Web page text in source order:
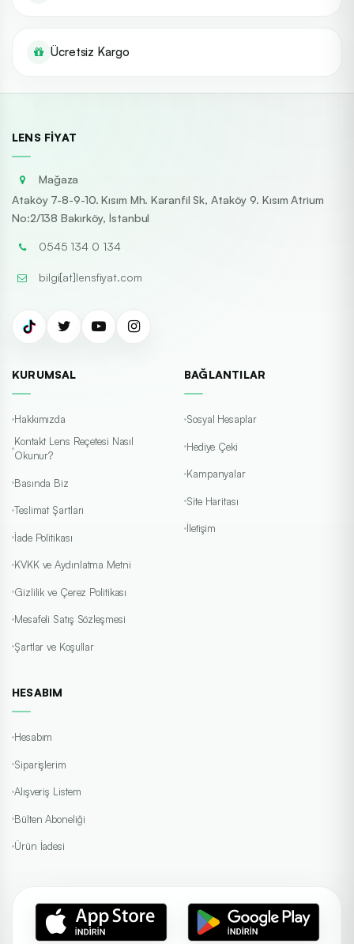
Ücretsiz Kargo
LENS FIYAT
Mağaza
Ataköy 7-8-9-10. Kısım Mh. Karanfil Sk, Ataköy 9. Kısım Atrium
No:2/138 Bakırköy, İstanbul
0545 134 0 134
bilgi[at]lensfiyat.com
KURUMSAL
Hakkımızda
Kontakt Lens Reçetesi Nasıl
Okunur?
Basında Biz
Teslimat Şartları
İade Politikası
KVKK ve Aydınlatma Metni
Gizlilik ve Çerez Politikası
Mesafeli Satış Sözleşmesi
Şartlar ve Koşullar
BAĞLANTILAR
Sosyal Hesaplar
Hediye Çeki
Kampanyalar
Site Haritası
İletişim
HESABIM
Hesabım
Siparişlerim
Alışveriş Listem
Bülten Aboneliği
Ürün İadesi